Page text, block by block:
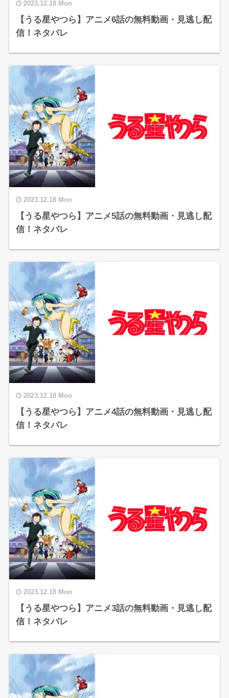
2023.12.18 Mon
【うる星やつら】アニメ6話の無料動画・見逃し配
信！ネタバレ
2023.12.18 Mon
【うる星やつら】アニメ5話の無料動画・見逃し配
信！ネタバレ
2023.12.18 Mon
【うる星やつら】アニメ4話の無料動画・見逃し配
信！ネタバレ
2023.12.18 Mon
【うる星やつら】アニメ3話の無料動画・見逃し配
信！ネタバレ